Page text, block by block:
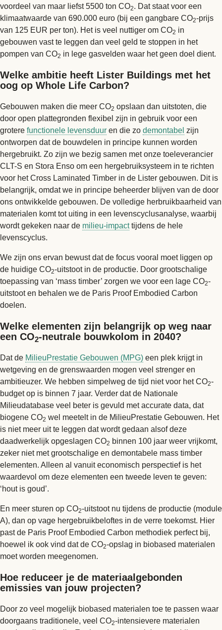
voordeel van maar liefst 5500 ton CO2. Dat staat voor een
klimaatwaarde van 690.000 euro (bij een gangbare CO2-prijs
van 125 EUR per ton). Het is veel nuttiger om CO2 in
gebouwen vast te leggen dan veel geld te stoppen in het
pompen van CO2 in lege gasvelden waar het geen doel dient.
Welke ambitie heeft Lister Buildings met het
oog op Whole Life Carbon?
Gebouwen maken die meer CO2 opslaan dan uitstoten, die
door open plattegronden flexibel zijn in gebruik voor een
grotere functionele levensduur en die zo demontabel zijn
ontworpen dat de bouwdelen in principe kunnen worden
hergebruikt. Zo zijn we bezig samen met onze toeleverancier
CLT-S en Stora Enso om een hergebruiksysteem in te richten
voor het Cross Laminated Timber in de Lister gebouwen. Dit is
belangrijk, omdat we in principe beheerder blijven van de door
ons ontwikkelde gebouwen. De volledige herbruikbaarheid van
materialen komt tot uiting in een levenscyclusanalyse, waarbij
wordt gekeken naar de milieu-impacttijdens de hele
levenscyclus.
We zijn ons ervan bewust dat de focus vooral moet liggen op
de huidige CO2-uitstoot in de productie. Door grootschalige
toepassing van ‘mass timber’ zorgen we voor een lage CO2-
uitstoot en behalen we de Paris Proof Embodied Carbon
doelen.
Welke elementen zijn belangrijk op weg naar
een CO2-neutrale bouwkolom in 2040?
Dat de MilieuPrestatie Gebouwen (MPG) een plek krijgt in
wetgeving en de grenswaarden mogen veel strenger en
ambitieuzer. We hebben simpelweg de tijd niet voor het CO2-
budget op is binnen 7 jaar. Verder dat de Nationale
Milieudatabase veel beter is gevuld met accurate data, dat
biogene CO2 wel meetelt in de MilieuPrestatie Gebouwen. Het
is niet meer uit te leggen dat wordt gedaan alsof deze
daadwerkelijk opgeslagen CO2 binnen 100 jaar weer vrijkomt,
zeker niet met grootschalige en demontabele mass timber
elementen. Alleen al vanuit economisch perspectief is het
waardevol om deze elementen een tweede leven te geven:
‘hout is goud’.
En meer sturen op CO2-uitstoot nu tijdens de productie (module
A), dan op vage hergebruikbeloftes in de verre toekomst. Hier
past de Paris Proof Embodied Carbon methodiek perfect bij,
hoewel ik ook vind dat de CO2-opslag in biobased materialen
moet worden meegenomen.
Hoe reduceer je de materiaalgebonden
emissies van jouw projecten?
Door zo veel mogelijk biobased materialen toe te passen waar
doorgaans traditionele, veel CO2-intensievere materialen